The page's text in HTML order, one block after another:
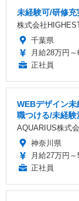
未経験可/研修
株式会社
千葉県
月給28万円
正社員
WEBデザイン
職つける/未経験
AQUARIUS株式
神奈川県
月給27万円
正社員